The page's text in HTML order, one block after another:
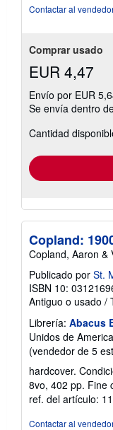
Contactar al
Comprar usado
EUR 4,47
Envío por EUR
Se envía dentro
Cantidad
Copland:
Copland, Aaron &
Publicado por St.
ISBN 10:
Antiguo o usado /
Librería: Abacus
Unidos de America
(vendedor de 5
hardcover.
8vo, 402 pp. Fine
ref. del artículo:
Contactar al